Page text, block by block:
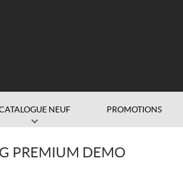
NEUF PROMOTIONS
PREMIUM DEMO